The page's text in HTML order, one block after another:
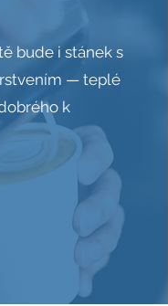
bude i stánek s
— teplé
k